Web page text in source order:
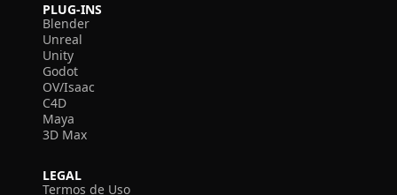
PLUG-INS
Blender
Unreal
Unity
Godot
OV/Isaac
C4D
Maya
3D Max
LEGAL
Termos de Uso